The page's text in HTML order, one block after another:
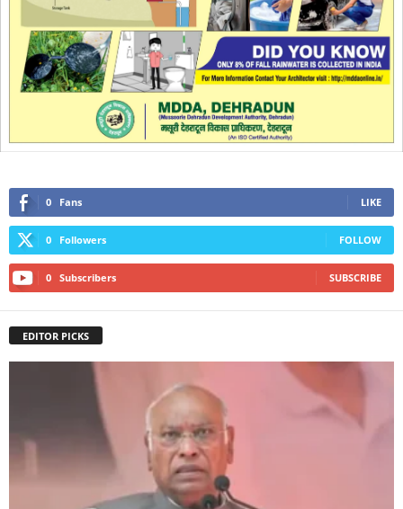
0 Fans LIKE
0 Followers FOLLOW
0 Subscribers SUBSCRIBE
EDITOR PICKS